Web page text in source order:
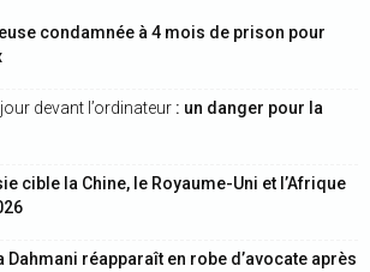
condamnée à 4 mois de prison pour
devant l’ordinateur : un danger pour la
cible la Chine, le Royaume-Uni et l’Afrique
Dahmani réapparaît en robe d’avocate après